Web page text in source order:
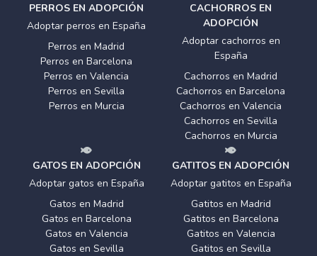
PERROS EN ADOPCIÓN
Adoptar perros en España
Perros en Madrid
Perros en Barcelona
Perros en Valencia
Perros en Sevilla
Perros en Murcia
CACHORROS EN
ADOPCIÓN
Adoptar cachorros en
España
Cachorros en Madrid
Cachorros en Barcelona
Cachorros en Valencia
Cachorros en Sevilla
Cachorros en Murcia
GATOS EN ADOPCIÓN
Adoptar gatos en España
Gatos en Madrid
Gatos en Barcelona
Gatos en Valencia
Gatos en Sevilla
GATITOS EN ADOPCIÓN
Adoptar gatitos en España
Gatitos en Madrid
Gatitos en Barcelona
Gatitos en Valencia
Gatitos en Sevilla